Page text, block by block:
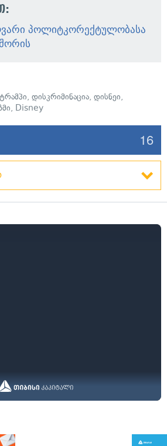
პოლიტკორექტულობასა
, დისკრიმინაცია, დისნეი,
, Disney
16